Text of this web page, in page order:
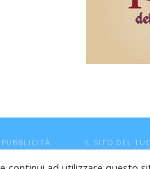
PUBBLICITÀ IL SITO DEL